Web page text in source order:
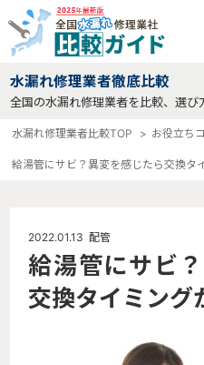
水漏れ修理業者徹底比較
全国の水漏れ修理業者を比較、選び
水漏れ修理業者比較TOP お役立ち
給湯管にサビ？異変を感じたら交換タ
2022.01.13 配管
給湯管にサビ
交換タイミング